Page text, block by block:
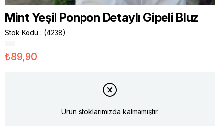
Mint Yeşil Ponpon Detaylı Gipeli Bluz
Stok Kodu (4238)
₺89,90
Ürün stoklarımızda kalmamıştır.